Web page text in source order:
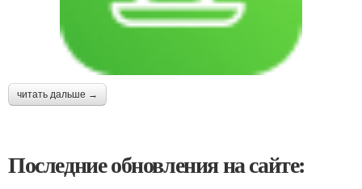
читать дальше →
Последние обновления на сайте: